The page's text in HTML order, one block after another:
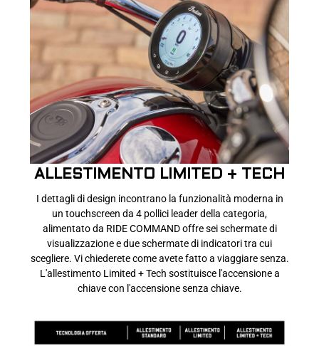
ALLESTIMENTO LIMITED + TECH
I dettagli di design incontrano la funzionalità moderna in
un touchscreen da 4 pollici leader della categoria,
alimentato da RIDE COMMAND offre sei schermate di
visualizzazione e due schermate di indicatori tra cui
scegliere. Vi chiederete come avete fatto a viaggiare senza.
L'allestimento Limited + Tech sostituisce l'accensione a
chiave con l'accensione senza chiave.